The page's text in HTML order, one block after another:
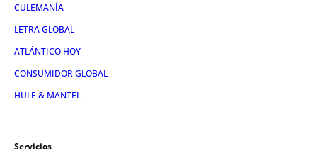
CULEMANÍA
LETRA GLOBAL
ATLÁNTICO HOY
CONSUMIDOR GLOBAL
HULE & MANTEL
Servicios